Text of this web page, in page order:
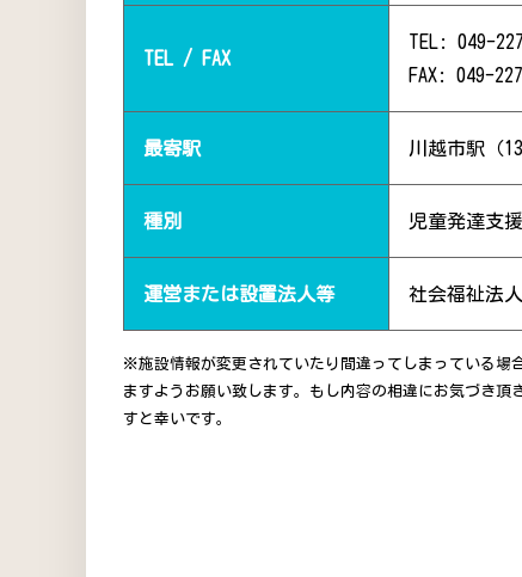
TEL / FAX
TEL: 049-
FAX: 049-
最寄駅 川越市駅（
種別 児童発達支
運営または設置法人等 社会福祉法
※施設情報が変更されていたり間違ってしまっている場
ますようお願い致します。もし内容の相違にお気づき
すと幸いです。